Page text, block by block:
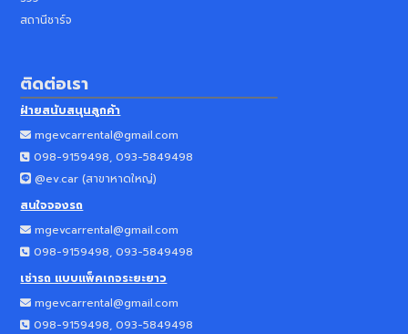
สถานีชาร์จ
ติดต่อเรา
ฝ่ายสนับสนุนลูกค้า
mgevcarrental@gmail.com
098-9159498, 093-5849498
@ev.car (สาขาหาดใหญ่)
สนใจจองรถ
mgevcarrental@gmail.com
098-9159498, 093-5849498
เช่ารถ แบบแพ็คเกจระยะยาว
mgevcarrental@gmail.com
098-9159498, 093-5849498